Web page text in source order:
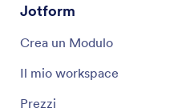
Jotform
Crea un Modulo
Il mio workspace
Prezzi